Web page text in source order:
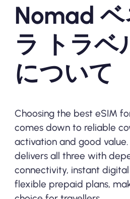
Nomad
ラ トラベ
について
Choosing the best eSIM
comes down to reliable
activation and good
delivers all three with
connectivity, instant
flexible prepaid plans,